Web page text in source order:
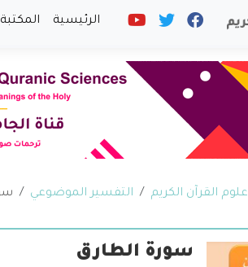
الرئيسية
علوم القرآن الكريم التفسير الموضوعي
سورة الطارق